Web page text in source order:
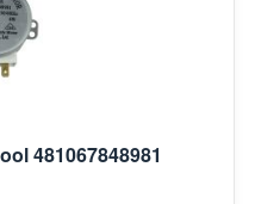
481067848981